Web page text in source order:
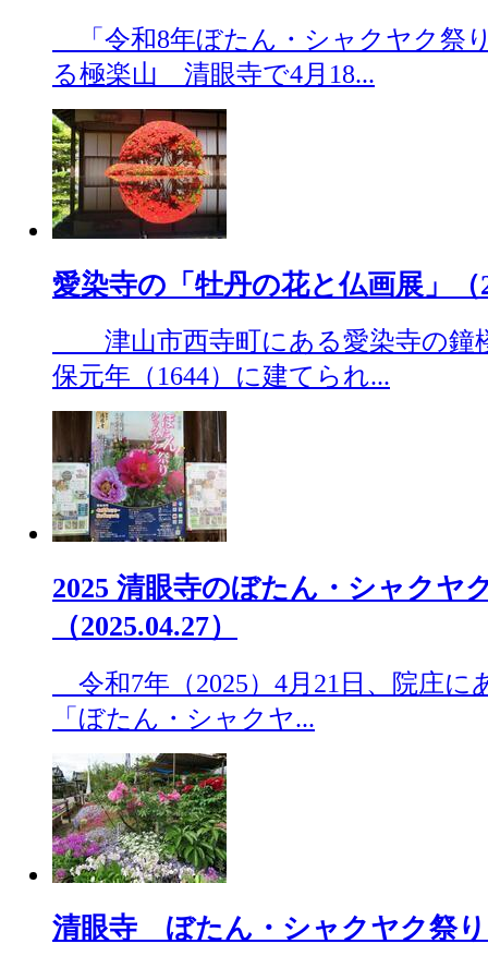
「令和8年ぼたん・シャクヤク祭
る極楽山 清眼寺で4月18...
愛染寺の「牡丹の花と仏画展」（
津山市西寺町にある愛染寺の鐘
保元年（1644）に建てられ...
2025 清眼寺のぼたん・シャクヤ
（2025.04.27）
令和7年（2025）4月21日、院庄に
「ぼたん・シャクヤ...
清眼寺 ぼたん・シャクヤク祭り